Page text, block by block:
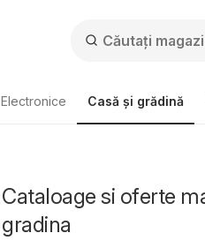
Electronice Casă și grădină
Cataloage si oferte
gradina